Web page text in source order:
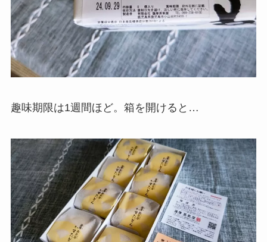
趣味期限は1週間ほど。箱を開けると…